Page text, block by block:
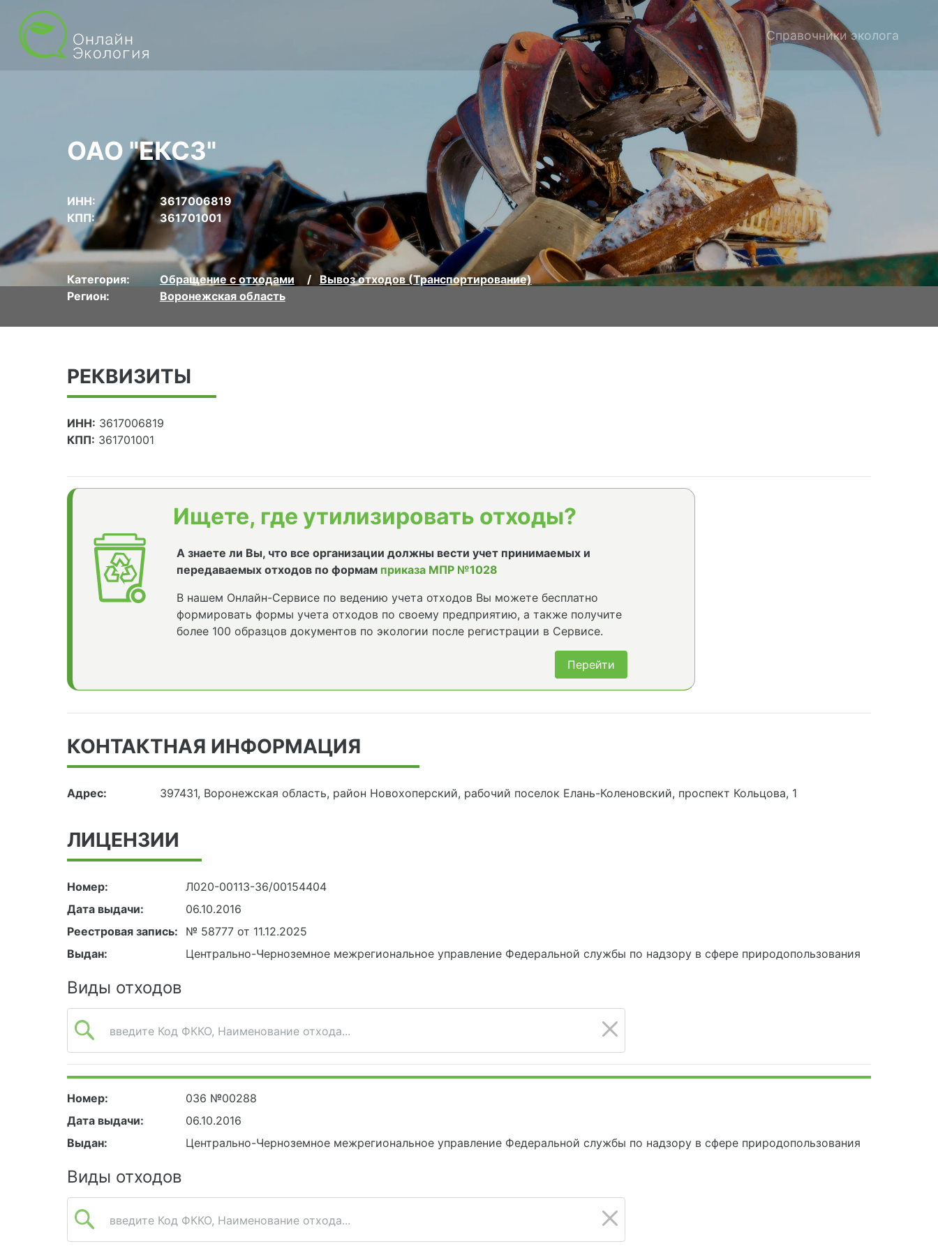
Справочники эколога
ОАО "ЕКСЗ"
ИНН:
3617006819
КПП:
361701001
Категория: Обращение с отходами
Вывоз отходов (Транспортирование)
Регион:
Воронежская область
РЕКВИЗИТЫ
ИНН: 3617006819
КПП: 361701001
Ищете, где утилизировать отходы?
А знаете ли Вы, что все организации должны вести учет принимаемых и
передаваемых отходов по формам приказа МПР №1028
В нашем Онлайн-Сервисе по ведению учета отходов Вы можете бесплатно
формировать формы учета отходов по своему предприятию, а также получите
более 100 образцов документов по экологии после регистрации в Сервисе.
Перейти
КОНТАКТНАЯ ИНФОРМАЦИЯ
Адрес: 397431, Воронежская область, район Новохоперский, рабочий поселок Елань-Коленовский, проспект Кольцова, 1
ЛИЦЕНЗИИ
Номер:
Л020-00113-36/00154404
Дата выдачи:
06.10.2016
Реестровая запись:
№ 58777 от 11.12.2025
Выдан:
Центрально-Черноземное межрегиональное управление Федеральной службы по надзору в сфере природопользования
Виды отходов
введите Код ФККО, Наименование отхода...
Номер:
036 №00288
Дата выдачи:
06.10.2016
Выдан:
Центрально-Черноземное межрегиональное управление Федеральной службы по надзору в сфере природопользования
Виды отходов
введите Код ФККО, Наименование отхода...